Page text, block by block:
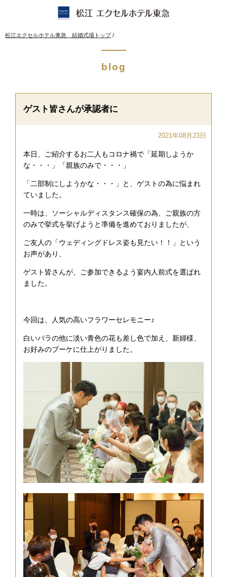
このページの本文へ
現
松江エクセルホテル東急 結婚式場トップ/
blog
ゲスト皆さんが承認者に
2021年08月23日
本日、ご紹介するお二人もコロナ禍で「延期しようか
な・・・」「親族のみで・・・」
「二部制にしようかな・・・」と、ゲストの為に悩まれ
ていました。
一時は、ソーシャルディスタンス確保の為、ご親族の方
のみで挙式を挙げようと準備を進めておりましたが、
ご友人の「ウェディングドレス姿も見たい！！」という
お声があり、
ゲスト皆さんが、ご参加できるよう宴内人前式を選ばれ
ました。
今回は、人気の高いフラワーセレモニー♪
白いバラの他に淡い青色の花も差し色で加え、新婦様、
お好みのブーケに仕上がりました。